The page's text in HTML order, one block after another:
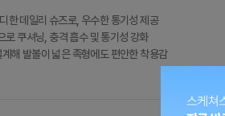
한 데일리 슈즈로, 우수한 통기성 제공
쿠셔닝, 충격 흡수 및 통기성 강화
해 발볼이 넓은 족형에도 편안한 착용감